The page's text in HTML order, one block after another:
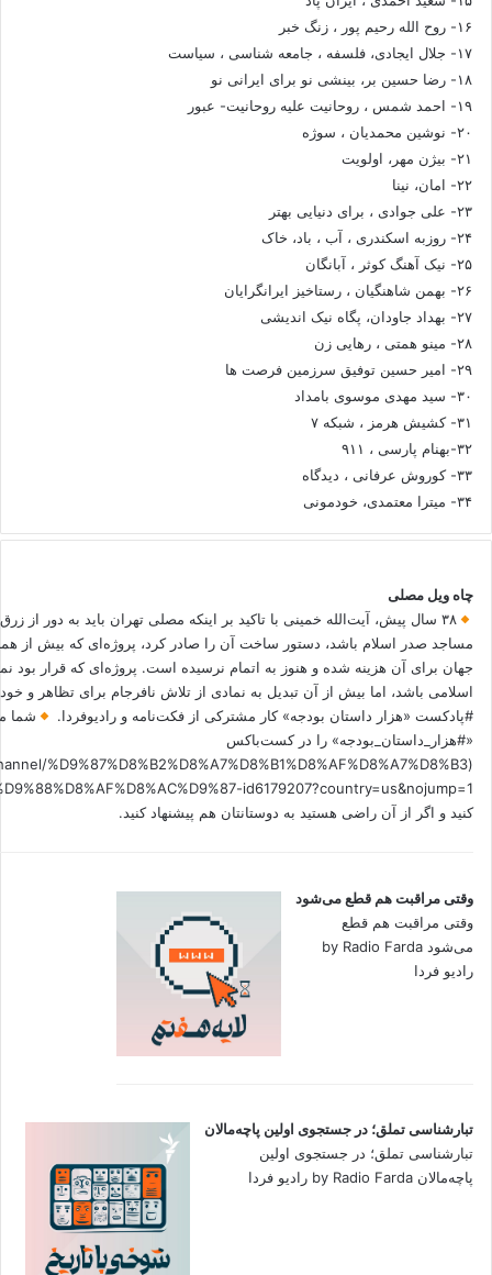
۱۶- روح الله رحیم پور ، زنگ خبر
۱۷- جلال ایجادی، فلسفه ، جامعه شناسی ، سیاست
۱۸- رضا حسین بر، بینشی نو برای ایرانی نو
۱۹- احمد شمس ، روحانیت علیه روحانیت- عبور
۲۰- نوشین محمدیان ، سوژه
۲۱- بیژن مهر، اولویت
۲۲- امان، نینا
۲۳- علی جوادی ، برای دنیایی بهتر
۲۴- روزبه اسکندری ، آب ، باد، خاک
۲۵- نیک آهنگ کوثر ، آبانگان
۲۶- بهمن شاهنگیان ، رستاخیز ایرانگرایان
۲۷- بهداد جاودان، پگاه نیک اندیشی
۲۸- مینو همتی ، رهایی زن
۲۹- امیر حسین توفیق سرزمین فرصت ها
۳۰- سید مهدی موسوی بامداد
۳۱- کشیش هرمز ، شبکه ۷
۳۲-بهنام پارسی ، ۹۱۱
۳۳- کوروش عرفانی ، دیدگاه
۳۴- میترا معتمدی، خودمونی
چاه ویل مصلی
۳۸ سال پیش، آیت‌الله خمینی با تاکید بر اینکه مصلی تهران باید به دور از
مساجد صدر اسلام باشد، دستور ساخت آن را صادر کرد، پروژه‌ای که بیش از
جهان برای آن هزینه شده و هنوز به اتمام نرسیده است. پروژه‌ای که قرار بود
اسلامی باشد، اما بیش از آن تبدیل به نمادی از تلاش نافرجام برای تظاهر و
#پادکست «هزار داستان بودجه» کار مشترکی از فکت‌نامه و رادیوفردا.
شما
«#هزار_داستان_بودجه» را در کست‌باکس
%D9%87%D8%B2%D8%A7%D8%B1%D8%AF%D8%A7%D8%B3
کنید و اگر از آن راضی هستید به دوستانتان هم پیشنهاد کنید.
وقتی مراقبت هم قطع می‌شود
وقتی مراقبت هم قطع
می‌شود by Radio Farda
رادیو فردا
تبارشناسی تملق؛ در جستجوی اولین‌ پاچه‌مالان
تبارشناسی تملق؛ در جستجوی اولین‌
پاچه‌مالان by Radio Farda رادیو فردا